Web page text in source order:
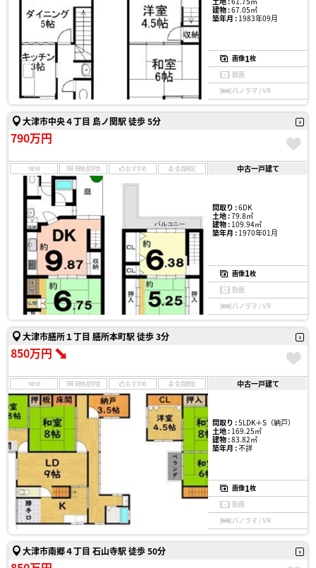
建物 :67.05㎡
築年月 :1983年09月
画像1枚
動画
パノラマ / VR
大津市中央４丁目 島ノ関駅 徒歩 5分
790万円
NEW 現地見学会 おすすめ 会員限定 中古一戸建て
間取り :6DK
土地 :79.8㎡
建物 :109.94㎡
築年月 :1970年01月
画像1枚
動画
パノラマ / VR
大津市膳所１丁目 膳所本町駅 徒歩 3分
850万円
NEW 現地見学会 おすすめ 会員限定 中古一戸建て
間取り :5LDK＋S（納戸）
土地 :169.25㎡
建物 :83.82㎡
築年月 :不詳
画像1枚
動画
パノラマ / VR
大津市南郷４丁目 石山寺駅 徒歩 50分